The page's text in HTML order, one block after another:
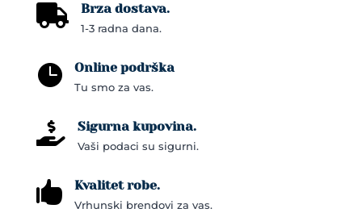
 Brza dostava.
1-3 radna dana.
 Online podrška
Tu smo za vas.
 Sigurna kupovina.
Vaši podaci su sigurni.
 Kvalitet robe.
Vrhunski brendovi za vas.